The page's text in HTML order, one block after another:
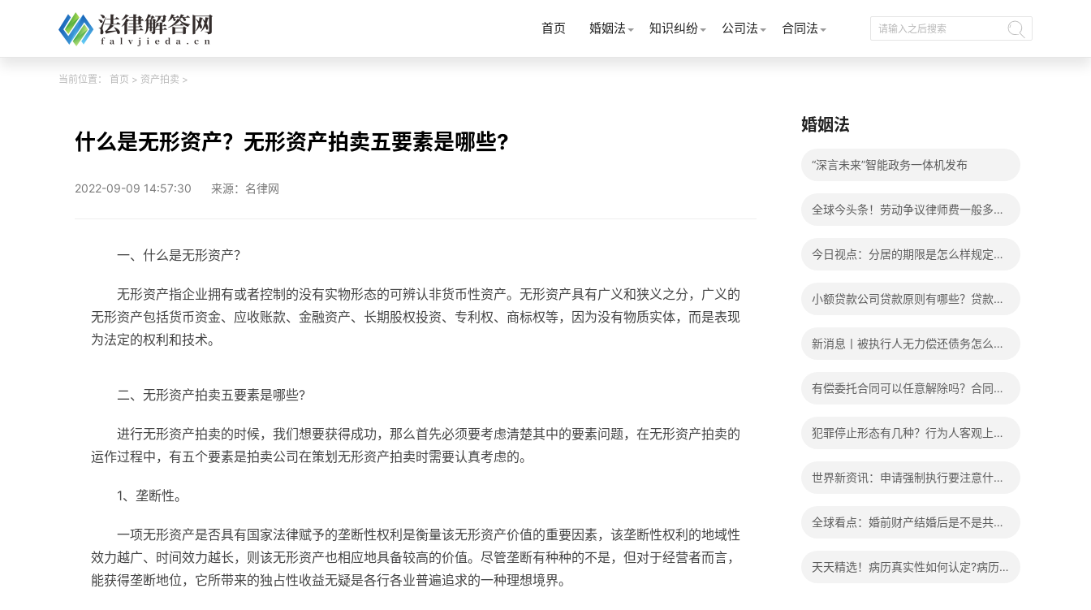
首页 婚姻法 知识纠纷 公司法 合同法
当前位置： 首页 > 资产拍卖 >
什么是无形资产？无形资产拍卖五要素是哪些?
2022-09-09 14:57:30 来源：名律网
一、什么是无形资产？
无形资产指企业拥有或者控制的没有实物形态的可辨认非货币性资产。无形资产具有广义和狭义之分，广义的
无形资产包括货币资金、应收账款、金融资产、长期股权投资、专利权、商标权等，因为没有物质实体，而是表现
为法定的权利和技术。
二、无形资产拍卖五要素是哪些?
进行无形资产拍卖的时候，我们想要获得成功，那么首先必须要考虑清楚其中的要素问题，在无形资产拍卖的
运作过程中，有五个要素是拍卖公司在策划无形资产拍卖时需要认真考虑的。
1、垄断性。
一项无形资产是否具有国家法律赋予的垄断性权利是衡量该无形资产价值的重要因素，该垄断性权利的地域性
效力越广、时间效力越长，则该无形资产也相应地具备较高的价值。尽管垄断有种种的不是，但对于经营者而言，
能获得垄断地位，它所带来的独占性收益无疑是各行各业普遍追求的一种理想境界。
婚姻法
“深言未来”智能政务一体机发布
全球今头条！劳动争议律师费一般多少
今日视点：分居的期限是怎么样规定
小额贷款公司贷款原则有哪些？贷款不
新消息丨被执行人无力偿还债务怎么
有偿委托合同可以任意解除吗？合同无
犯罪停止形态有几种？行为人客观上实
世界新资讯：申请强制执行要注意什么
全球看点：婚前财产结婚后是不是共同
天天精选！病历真实性如何认定?病历